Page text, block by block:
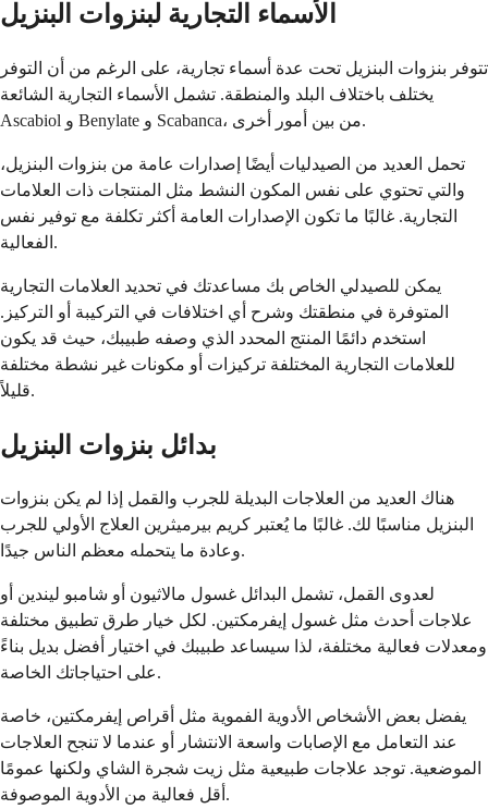
الأسماء التجارية لبنزوات البنزيل
تتوفر بنزوات البنزيل تحت عدة أسماء تجارية، على الرغم من أن التوفر
يختلف باختلاف البلد والمنطقة. تشمل الأسماء التجارية الشائعة
Ascabiol و Benylate و Scabanca، من بين أمور أخرى.
تحمل العديد من الصيدليات أيضًا إصدارات عامة من بنزوات البنزيل،
والتي تحتوي على نفس المكون النشط مثل المنتجات ذات العلامات
التجارية. غالبًا ما تكون الإصدارات العامة أكثر تكلفة مع توفير نفس
الفعالية.
يمكن للصيدلي الخاص بك مساعدتك في تحديد العلامات التجارية
المتوفرة في منطقتك وشرح أي اختلافات في التركيبة أو التركيز.
استخدم دائمًا المنتج المحدد الذي وصفه طبيبك، حيث قد يكون
للعلامات التجارية المختلفة تركيزات أو مكونات غير نشطة مختلفة
قليلاً.
بدائل بنزوات البنزيل
هناك العديد من العلاجات البديلة للجرب والقمل إذا لم يكن بنزوات
البنزيل مناسبًا لك. غالبًا ما يُعتبر كريم بيرميثرين العلاج الأولي للجرب
وعادة ما يتحمله معظم الناس جيدًا.
لعدوى القمل، تشمل البدائل غسول مالاثيون أو شامبو ليندين أو
علاجات أحدث مثل غسول إيفرمكتين. لكل خيار طرق تطبيق مختلفة
ومعدلات فعالية مختلفة، لذا سيساعد طبيبك في اختيار أفضل بديل بناءً
على احتياجاتك الخاصة.
يفضل بعض الأشخاص الأدوية الفموية مثل أقراص إيفرمكتين، خاصة
عند التعامل مع الإصابات واسعة الانتشار أو عندما لا تنجح العلاجات
الموضعية. توجد علاجات طبيعية مثل زيت شجرة الشاي ولكنها عمومًا
أقل فعالية من الأدوية الموصوفة.